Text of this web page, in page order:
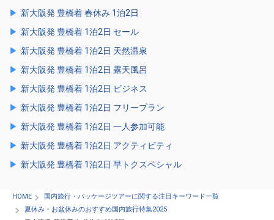
新大阪発 豊橋着 春休み 1泊2日
新大阪発 豊橋着 1泊2日 セール
新大阪発 豊橋着 1泊2日 天然温泉
新大阪発 豊橋着 1泊2日 露天風呂
新大阪発 豊橋着 1泊2日 ビジネス
新大阪発 豊橋着 1泊2日 フリープラン
新大阪発 豊橋着 1泊2日 一人参加可能
新大阪発 豊橋着 1泊2日 アクティビティ
新大阪発 豊橋着 1泊2日 早トクスペシャル
HOME
国内旅行・パッケージツアーに関する注目キーワード一覧
夏休み・お盆休みのおすすめ国内旅行特集2025